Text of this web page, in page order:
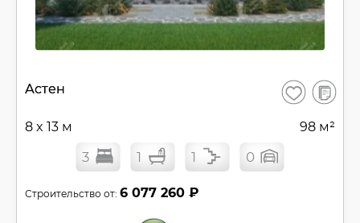
Астен Сохранить
В
8 x 13 м 98 м²
3 1 1 0
Строительство от: 6 077 260 ₽